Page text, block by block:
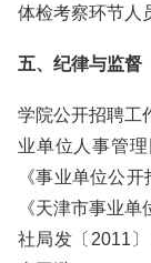
体检考察环节人
五、纪律与监督
学院公开招聘工
业单位人事管
《事业单位公
《天津市事业
社局发〔2011